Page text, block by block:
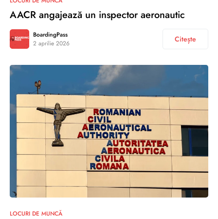
AACR angajează un inspector aeronautic
BoardingPass
2 aprilie 2026
Citește
LOCURI DE MUNCĂ